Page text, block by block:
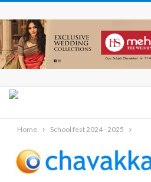
Home School fest 2024 - 2025